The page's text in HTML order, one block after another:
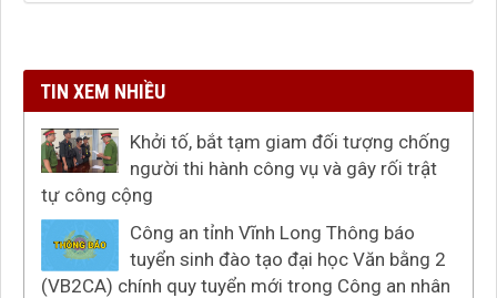
TIN XEM NHIỀU
Khởi tố, bắt tạm giam đối tượng chống
người thi hành công vụ và gây rối trật
tự công cộng
Công an tỉnh Vĩnh Long Thông báo
tuyển sinh đào tạo đại học Văn bằng 2
(VB2CA) chính quy tuyển mới trong Công an nhân